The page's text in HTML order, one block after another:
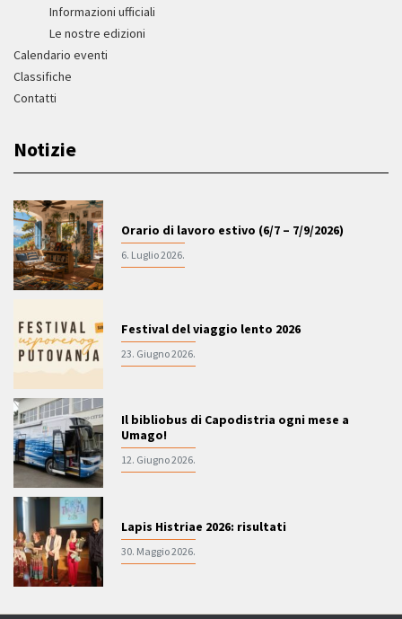
Informazioni ufficiali
Le nostre edizioni
Calendario eventi
Classifiche
Contatti
Notizie
Orario di lavoro estivo (6/7 – 7/9/2026)
6. Luglio 2026.
Festival del viaggio lento 2026
23. Giugno 2026.
Il bibliobus di Capodistria ogni mese a
Umago!
12. Giugno 2026.
Lapis Histriae 2026: risultati
30. Maggio 2026.